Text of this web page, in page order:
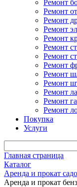
Ремонт
Ремонт
Ремонт
Ремонт
Ремонт
Ремонт
Ремонт
Ремонт
Ремонт
Ремонт
Ремонт
Ремонт
Ремонт
Покупка
Услуги
Главная страница
Каталог
Аренда и прокат
Аренда и прокат